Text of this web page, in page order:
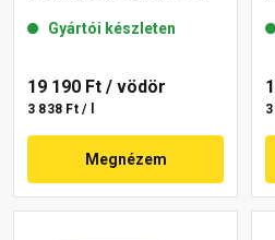
Gyártói készleten
19 190 Ft / vödör
3 838 Ft / l
Megnézem